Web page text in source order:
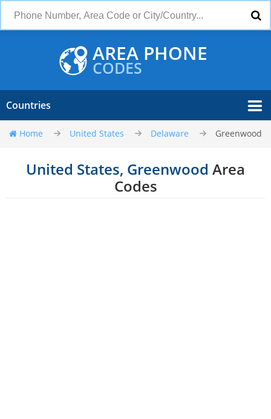
AREA PHONE
CODES
Countries
Home United States Delaware Greenwood
United States, Greenwood Area
Codes